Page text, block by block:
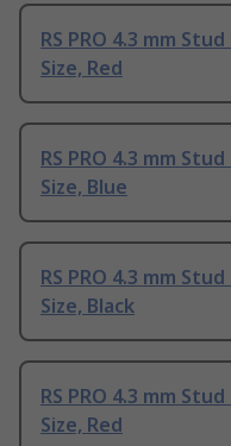
RS PRO 4.3 mm
Size, Red
RS PRO 4.3 mm
Size, Blue
RS PRO 4.3 mm
Size, Black
RS PRO 4.3 mm
Size, Red